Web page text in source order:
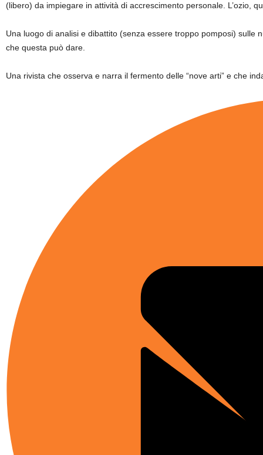
(libero) da impiegare in attività di accrescimento personale. L’ozio,
Una luogo di analisi e dibattito (senza essere troppo pomposi)
che questa può dare.
Una rivista che osserva e narra il fermento delle “nove arti” e che